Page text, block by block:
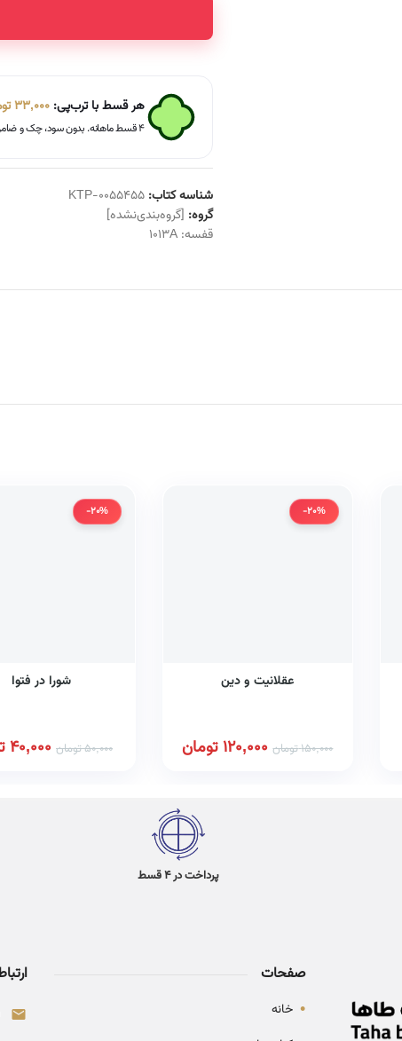
هر قسط با ترب‌پی:33,000
۴ قسط ماهانه. بدون سود، چک و ضامن.
شناسه کتاب:KTP-0055455
گروه: [گروه‌بندی‌نشده]
قفسه:1013A
-20%
عقلانیت و دین
150,000تومان 120,000تومان
-20%
شورا در فتوا
50,000تومان 40,000
پرداخت در 4 قسط
صفحات
• خانه